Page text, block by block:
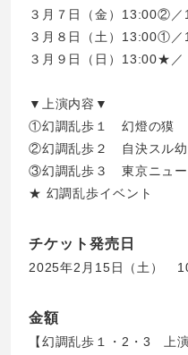
３月７日（金）13:00②
３月８日（土）13:00①
３月９日（日）13:00★
▼上演内容▼
①幻調乱歩１ 幻燈の獏
②幻調乱歩２ 自決スル幼
③幻調乱歩３ 東京ニュー
★ 幻調乱歩イベント
チケット発売日
2025年2月15日（土）
金額
【幻調乱歩１・2・3 上